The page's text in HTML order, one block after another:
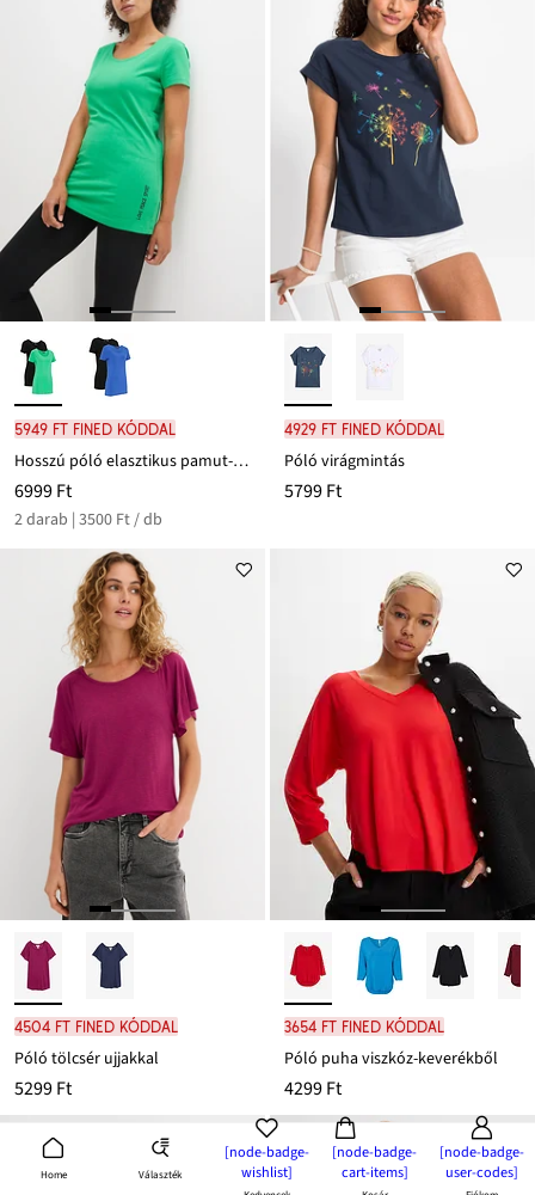
Home Választék
[node-badge-
wishlist]
[node-badge-
cart-items]
[node-badge-
user-codes]
5949 Ft FINED kóddal
Hosszú póló elasztikus pamut-keverékből (2 db-os csomag)
6999 Ft
2 darab | 3500 Ft / db
4929 Ft FINED kóddal
Póló virágmintás
5799 Ft
4504 Ft FINED kóddal
Póló tölcsér ujjakkal
5299 Ft
3654 Ft FINED kóddal
Póló puha viszkóz-keverékből
4299 Ft